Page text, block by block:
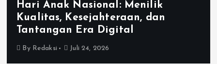
Hari Anak Nasional: Menilik
Kualitas, Kesejahteraan, dan
Tantangan Era Digital
By Redaksi Juli 24, 2026